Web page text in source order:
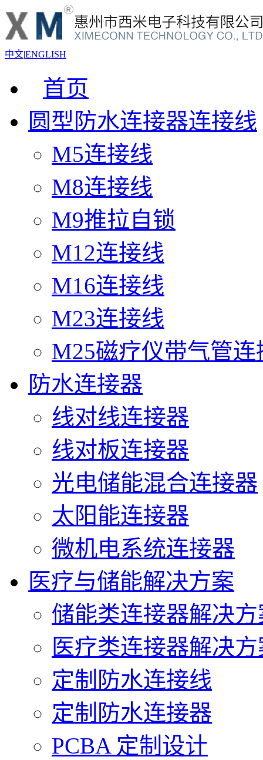
中文|ENGLISH
首页
圆型防水连接器连接线
M5连接线
M8连接线
M9推拉自锁
M12连接线
M16连接线
M23连接线
M25磁疗仪带气管连
防水连接器
线对线连接器
线对板连接器
光电储能混合连接器
太阳能连接器
微机电系统连接器
医疗与储能解决方案
储能类连接器解决方
医疗类连接器解决
定制防水连接线
定制防水连接器
PCBA 定制设计